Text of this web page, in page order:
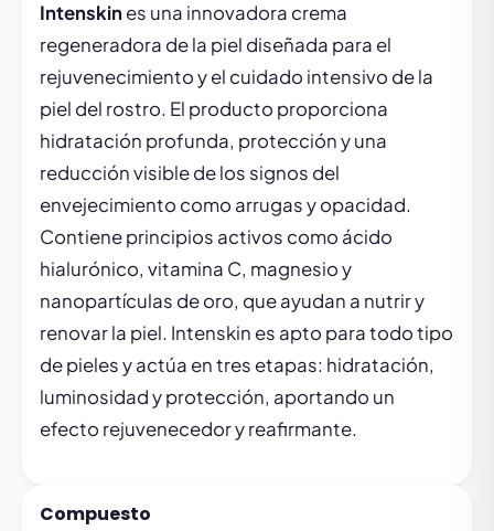
Intenskines una innovadora crema
regeneradora de la piel diseñada para el
rejuvenecimiento y el cuidado intensivo de la
piel del rostro. El producto proporciona
hidratación profunda, protección y una
reducción visible de los signos del
envejecimiento como arrugas y opacidad.
Contiene principios activos como ácido
hialurónico, vitamina C, magnesio y
nanopartículas de oro, que ayudan a nutrir y
renovar la piel. Intenskin es apto para todo tipo
de pieles y actúa en tres etapas: hidratación,
luminosidad y protección, aportando un
efecto rejuvenecedor y reafirmante.
Compuesto